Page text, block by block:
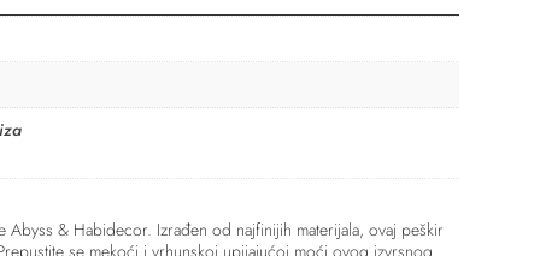
Abyss & Habidecor. Izrađen od najfinijih materijala, ovaj peškir